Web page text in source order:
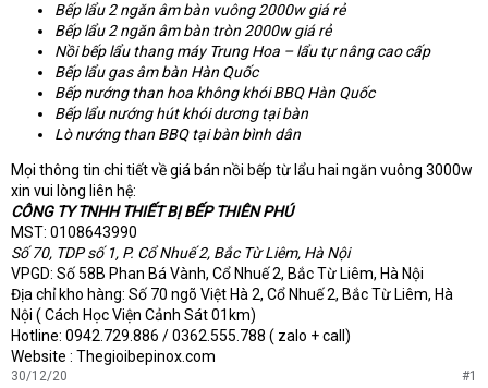
Bếp lẩu 2 ngăn âm bàn vuông 2000w giá rẻ
Bếp lẩu 2 ngăn âm bàn tròn 2000w giá rẻ
Nồi bếp lẩu thang máy Trung Hoa – lẩu tự nâng cao cấp
Bếp lẩu gas âm bàn Hàn Quốc
Bếp nướng than hoa không khói BBQ Hàn Quốc
Bếp lẩu nướng hút khói dương tại bàn
Lò nướng than BBQ tại bàn bình dân
Mọi thông tin chi tiết về giá bán nồi bếp từ lẩu hai ngăn vuông 3000w
xin vui lòng liên hệ:
CÔNG TY TNHH THIẾT BỊ BẾP THIÊN PHÚ
MST: 0108643990
Số 70, TDP số 1, P. Cổ Nhuế 2, Bắc Từ Liêm, Hà Nội
VPGD: Số 58B Phan Bá Vành, Cổ Nhuế 2, Bắc Từ Liêm, Hà Nội
Địa chỉ kho hàng: Số 70 ngõ Việt Hà 2, Cổ Nhuế 2, Bắc Từ Liêm, Hà
Nội ( Cách Học Viện Cảnh Sát 01km)
Hotline: 0942.729.886 / 0362.555.788 ( zalo + call)
Website : Thegioibepinox.com
30/12/20 #1